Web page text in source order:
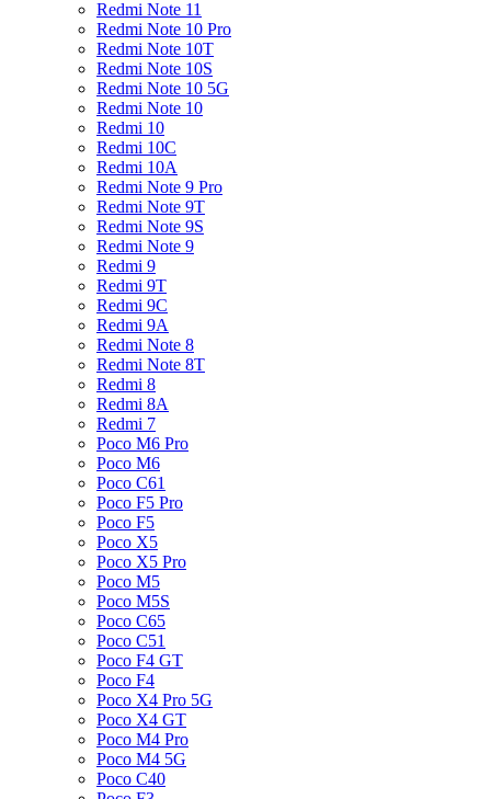
Redmi Note 11
Redmi Note 10 Pro
Redmi Note 10T
Redmi Note 10S
Redmi Note 10 5G
Redmi Note 10
Redmi 10
Redmi 10C
Redmi 10A
Redmi Note 9 Pro
Redmi Note 9T
Redmi Note 9S
Redmi Note 9
Redmi 9
Redmi 9T
Redmi 9C
Redmi 9A
Redmi Note 8
Redmi Note 8T
Redmi 8
Redmi 8A
Redmi 7
Poco M6 Pro
Poco M6
Poco C61
Poco F5 Pro
Poco F5
Poco X5
Poco X5 Pro
Poco M5
Poco M5S
Poco C65
Poco C51
Poco F4 GT
Poco F4
Poco X4 Pro 5G
Poco X4 GT
Poco M4 Pro
Poco M4 5G
Poco C40